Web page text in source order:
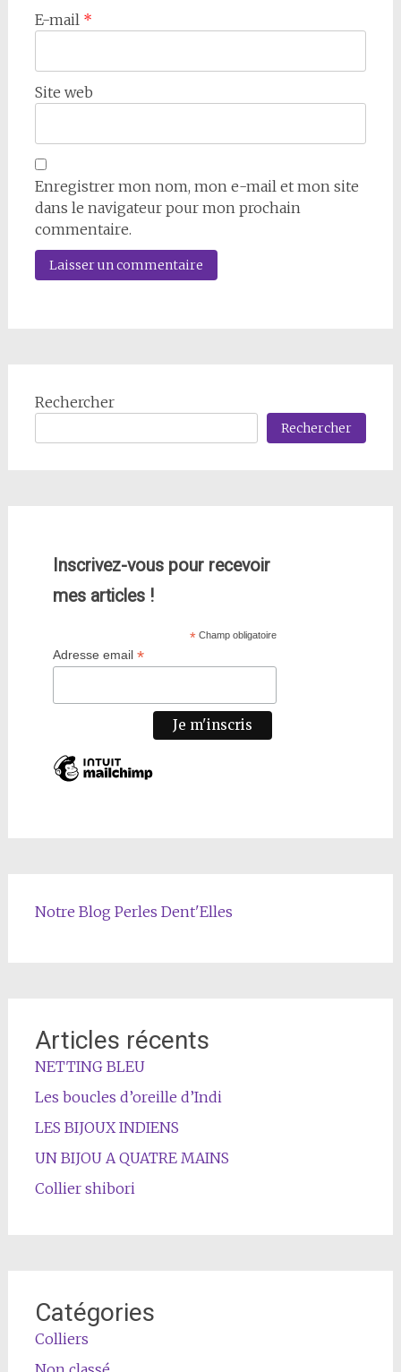
E-mail *
Site web
Enregistrer mon nom, mon e-mail et mon site
dans le navigateur pour mon prochain
commentaire.
Rechercher
Rechercher
Inscrivez-vous pour recevoir
mes articles !
*Champ obligatoire
Adresse email *
Notre Blog Perles Dent'Elles
Articles récents
NETTING BLEU
Les boucles d’oreille d’Indi
LES BIJOUX INDIENS
UN BIJOU A QUATRE MAINS
Collier shibori
Catégories
Colliers